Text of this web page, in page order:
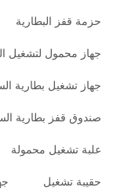
حزمة قفز البطارية
جهاز محمول لتشغيل
جهاز تشغيل بطارية
صندوق قفز بطارية
علبة تشغيل محمولة
حقيبة تشغيل